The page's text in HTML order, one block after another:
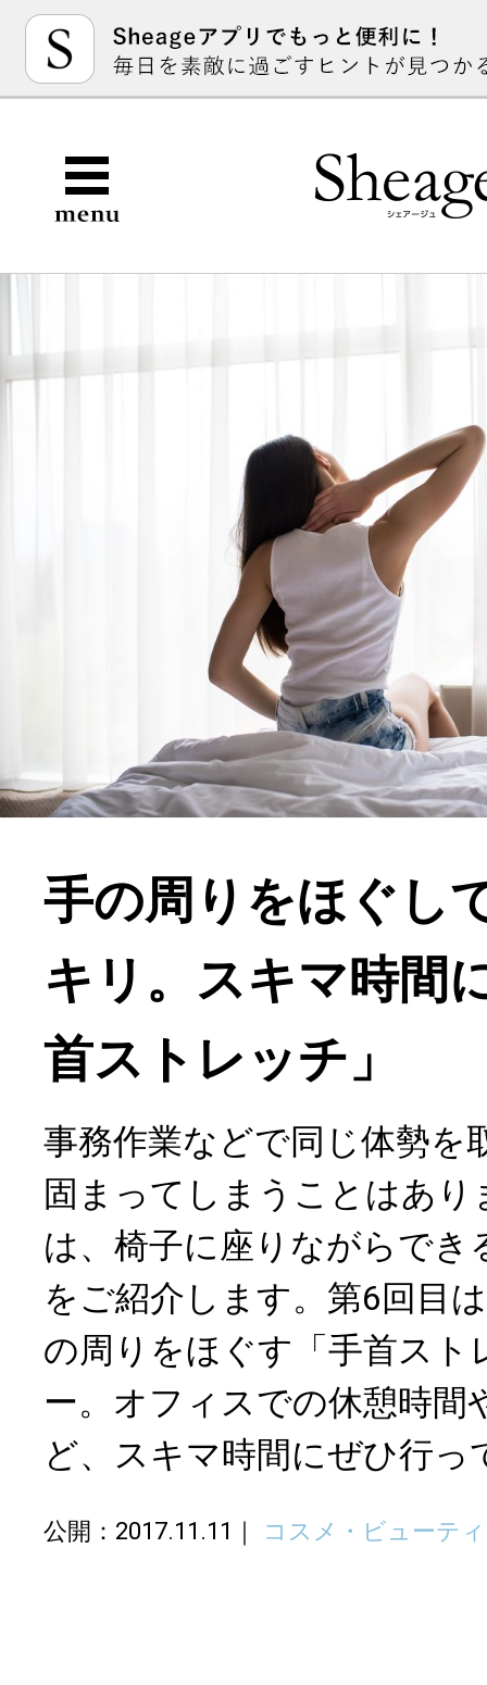
手の周りをほぐし
キリ。スキマ時間
首ストレッチ」
事務作業などで同じ体勢を
固まってしまうことはあり
は、椅子に座りながらでき
をご紹介します。第6回目
の周りをほぐす「手首スト
ー。オフィスでの休憩時間
ど、スキマ時間にぜひ行
公開：2017.11.11 コスメ・ビューテ